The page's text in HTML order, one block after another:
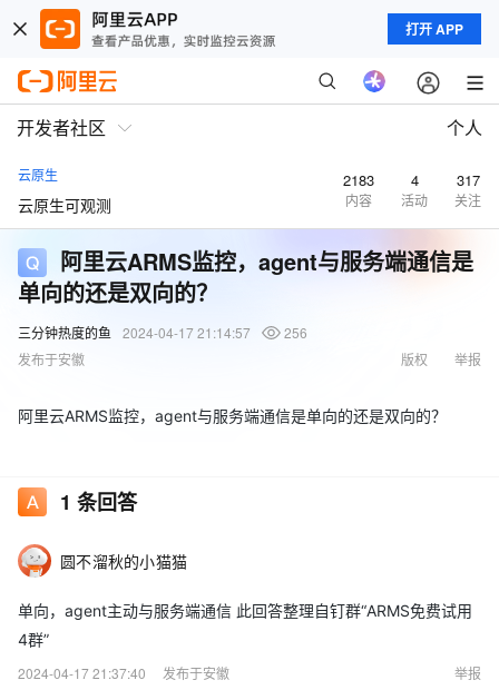
打开 APP
开发者社区 个人
云原生
云原生可观测
2183
内容
4
活动
317
关注
阿里云ARMS监控，agent与服务端通信是
单向的还是双向的？
三分钟热度的鱼 2024-04-17 21:14:57
256
发布于安徽
举报
版权
阿里云ARMS监控，agent与服务端通信是单向的还是双向的？
1 条回答
圆不溜秋的小猫猫
单向，agent主动与服务端通信 此回答整理自钉群“ARMS免费试用
4群”
2024-04-17 21:37:40
发布于安徽 举报